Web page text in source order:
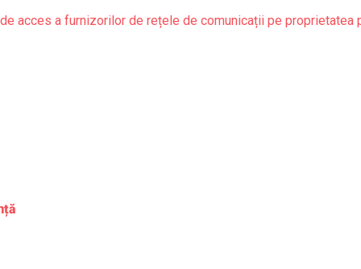
acces a furnizorilor de rețele de comunicații pe proprietatea